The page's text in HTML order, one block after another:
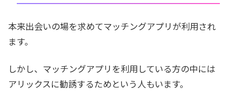
本来出会いの場を求めてマッチングアプリが利用され
ます。
しかし、マッチングアプリを利用している方の中には
アリックスに勧誘するためという人もいます。